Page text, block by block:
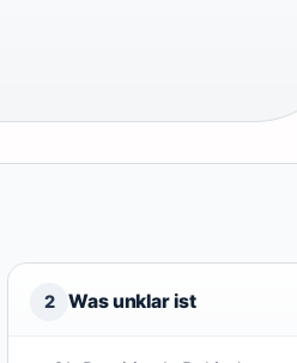
2 Was unklar ist